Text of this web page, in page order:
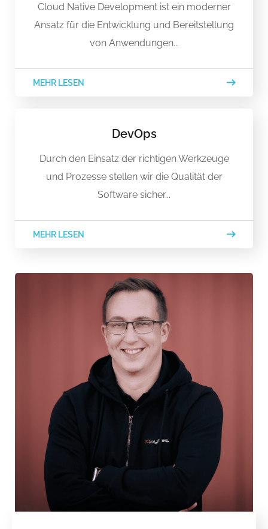
Cloud Native Development ist ein moderner
Ansatz für die Entwicklung und Bereitstellung
von Anwendungen...
MEHR LESEN
DevOps
Durch den Einsatz der richtigen Werkzeuge
und Prozesse stellen wir die Qualität der
Software sicher...
MEHR LESEN